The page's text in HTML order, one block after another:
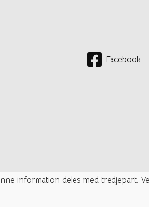
Facebook
information deles med tredjepart.